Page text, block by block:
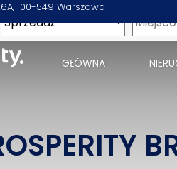
00-549 Warszawa
GŁÓWNA